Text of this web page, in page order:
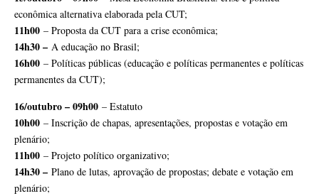
econômica alternativa elaborada pela CUT;
11h00 – Proposta da CUT para a crise econômica;
14h30 – A educação no Brasil;
16h00 – Políticas públicas (educação e políticas permanentes e políticas
permanentes da CUT);
16/outubro – 09h00 – Estatuto
10h00 – Inscrição de chapas, apresentações, propostas e votação em
plenário;
11h00 – Projeto político organizativo;
14h30 – Plano de lutas, aprovação de propostas; debate e votação em
plenário;